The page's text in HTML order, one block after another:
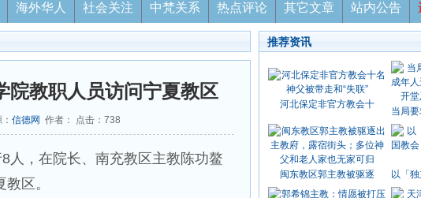
海外华人 社会关注 中梵关系 热点评论 其它文章 站内公告
院教职人员访问宁夏教区
信德网 作者： 点击： 738
人，在院长、南充教区主教陈功鳌
区。
推荐资讯
河北保定非官方教会十
当局
闽东教区郭主教被驱逐 以「